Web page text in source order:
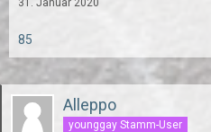
31. Januar 2020
85
Alleppo
younggay Stamm-User